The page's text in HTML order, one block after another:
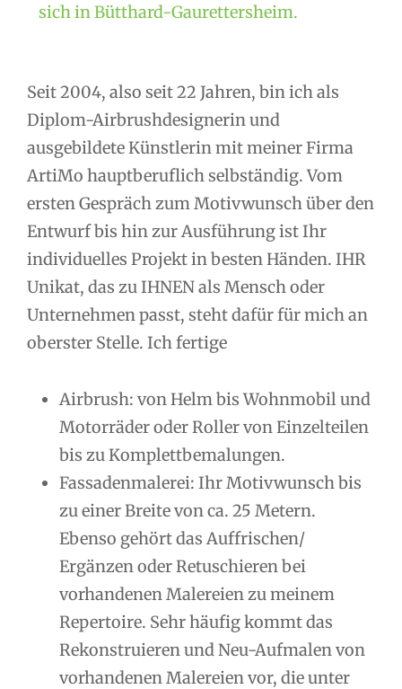
sich in Bütthard-Gaurettersheim.
Seit 2004, also seit 22 Jahren, bin ich als
Diplom-Airbrushdesignerin und
ausgebildete Künstlerin mit meiner Firma
ArtiMo hauptberuflich selbständig. Vom
ersten Gespräch zum Motivwunsch über den
Entwurf bis hin zur Ausführung ist Ihr
individuelles Projekt in besten Händen. IHR
Unikat, das zu IHNEN als Mensch oder
Unternehmen passt, steht dafür für mich an
oberster Stelle. Ich fertige
Airbrush: von Helm bis Wohnmobil und
Motorräder oder Roller von Einzelteilen
bis zu Komplettbemalungen.
Fassadenmalerei: Ihr Motivwunsch bis
zu einer Breite von ca. 25 Metern.
Ebenso gehört das Auffrischen/
Ergänzen oder Retuschieren bei
vorhandenen Malereien zu meinem
Repertoire. Sehr häufig kommt das
Rekonstruieren und Neu-Aufmalen von
vorhandenen Malereien vor, die unter